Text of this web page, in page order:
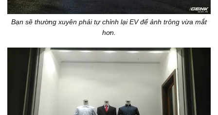
Bạn sẽ thường xuyên phải tự chỉnh lại EV để ảnh trông vừa mắt
hơn.